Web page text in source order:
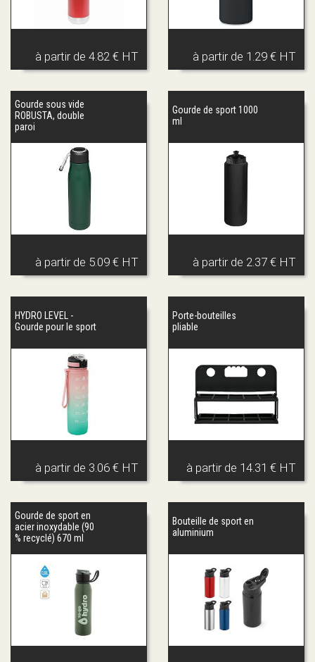
à partir de 4.82 € HT à partir de 1.29 € HT
Gourde sous vide
ROBUSTA, double
paroi
à partir de 5.09 € HT
Gourde de sport 1000
ml
à partir de 2.37 € HT
HYDRO LEVEL -
Gourde pour le sport
à partir de 3.06 € HT
Porte-bouteilles
pliable
à partir de 14.31 € HT
Gourde de sport en
acier inoxydable (90
% recyclé) 670 ml
Bouteille de sport en
aluminium